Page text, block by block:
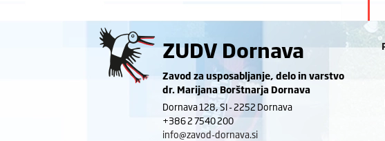
ZUDV Dornava
Zavod za usposabljanje, delo in varstvo
dr. Marijana Borštnarja Dornava
Dornava 128, SI - 2252 Dornava
+386 2 7540 200
info@zavod-dornava.si